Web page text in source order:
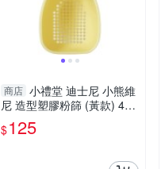
商店 小禮堂 迪士尼 小熊維
尼 造型塑膠粉篩 (黃款) 490
4121-365214
$125